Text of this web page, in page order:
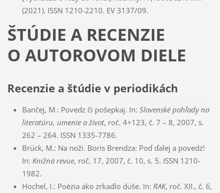
(2021). ISSN 1210-2210. EV 3137/09.
ŠTÚDIE A RECENZIE
O AUTOROVOM DIELE
Recenzie a štúdie v periodikách
Bančej, M.: Povedz či pošepkaj. In: Slovenské pohľady na
literatúru, umenie a život, roč. 4+123, č. 7 – 8, 2007, s.
262 – 264. ISSN 1335-7786.
Brück, M.: Na noži. Boris Brendza: Poď ďalej a povedz!
In: Knižná revue, roč. 17, 2007, č. 10, s. 5. ISSN 1210-
1982.
Hochel, I.: Poézia ako zrkadlo duše. In: RAK, roč. XII., č. 6,